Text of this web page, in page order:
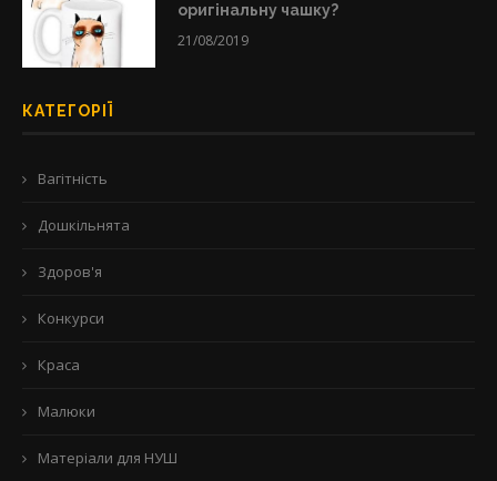
оригінальну чашку?
21/08/2019
КАТЕГОРІЇ
Вагітність
Дошкільнята
Здоров'я
Конкурси
Краса
Малюки
Матеріали для НУШ